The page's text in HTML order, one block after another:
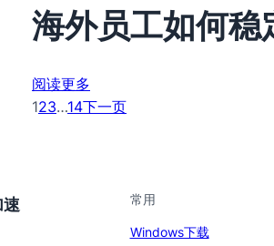
海外员工如何稳
阅读更多
123…14下一页
常用
Windows下载